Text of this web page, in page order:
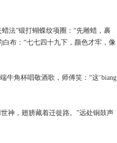
法”锻打蝴蝶纹项圈：“先雕蜡，裹
布：“七七四十九下，颜色才牢，像
牛角杯唱敬酒歌，师傅笑：“这‘biang
神，翅膀藏着迁徙路。”远处铜鼓声